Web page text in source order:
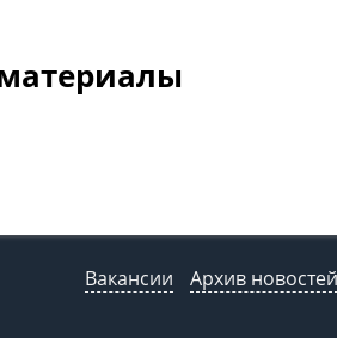
Вакансии Архив новостей